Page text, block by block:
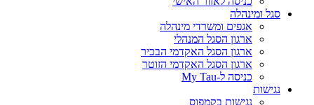
סגל ומינהלה
אגפים ומשרדי מינהלה
ארגון הסגל המנהלי
ארגון הסגל האקדמי הבכיר
ארגון הסגל האקדמי הזוטר
כניסה ל-My Tau
נגישות
נגישות בקמפוס